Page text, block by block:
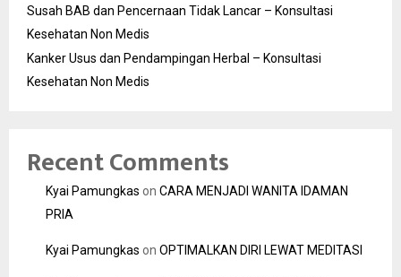
Susah BAB dan Pencernaan Tidak Lancar – Konsultasi
Kesehatan Non Medis
Kanker Usus dan Pendampingan Herbal – Konsultasi
Kesehatan Non Medis
Recent Comments
Kyai Pamungkas on CARA MENJADI WANITA IDAMAN
PRIA
Kyai Pamungkas on OPTIMALKAN DIRI LEWAT MEDITASI